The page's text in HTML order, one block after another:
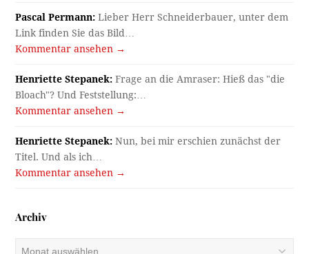
Pascal Permann: Lieber Herr Schneiderbauer, unter dem
Link finden Sie das Bild…
Kommentar ansehen →
Henriette Stepanek: Frage an die Amraser: Hieß das "die
Bloach"? Und Feststellung:…
Kommentar ansehen →
Henriette Stepanek: Nun, bei mir erschien zunächst der
Titel. Und als ich…
Kommentar ansehen →
Archiv
Archiv